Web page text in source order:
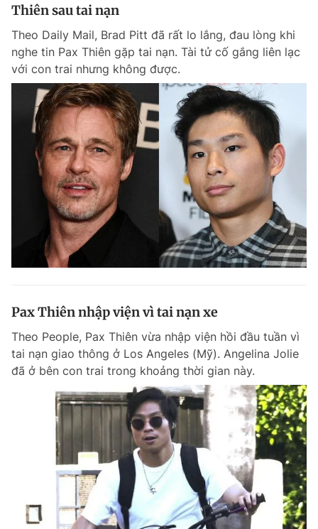
Thiên sau tai nạn
Theo Daily Mail, Brad Pitt đã rất lo lắng, đau lòng khi
nghe tin Pax Thiên gặp tai nạn. Tài tử cố gắng liên lạc
với con trai nhưng không được.
Pax Thiên nhập viện vì tai nạn xe
Theo People, Pax Thiên vừa nhập viện hồi đầu tuần vì
tai nạn giao thông ở Los Angeles (Mỹ). Angelina Jolie
đã ở bên con trai trong khoảng thời gian này.